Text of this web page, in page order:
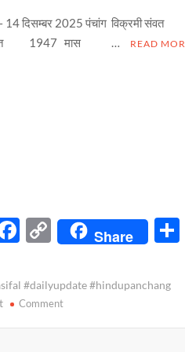
14 दिसम्बर 2025 पंचांग विक्रमी संवत
1947 मास …
READ
F
e
b
o
C
o
p
y
Li
Share
S
#dailyupdate #hindupanchang
Commenton